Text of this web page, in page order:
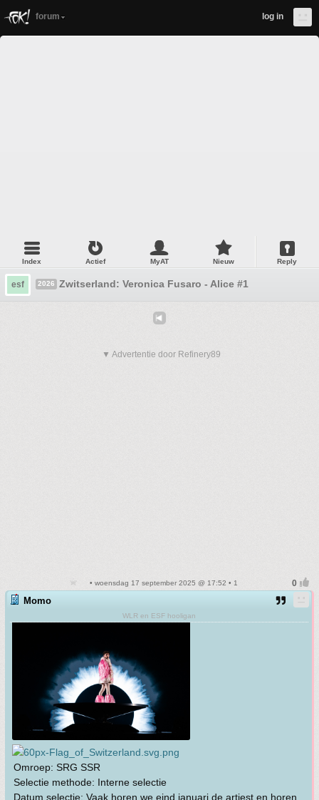
forum log in
Index Actief MyAT Nieuw Reply
esf 2026 Zwitserland: Veronica Fusaro - Alice #1
▼ Advertentie door Refinery89
• woensdag 17 september 2025 @ 17:52 • 1
Momo
WLR en ESF hooligan
Omroep: SRG SSR
Selectie methode: Interne selectie
Datum selectie: Vaak horen we eind januari de artiest en horen